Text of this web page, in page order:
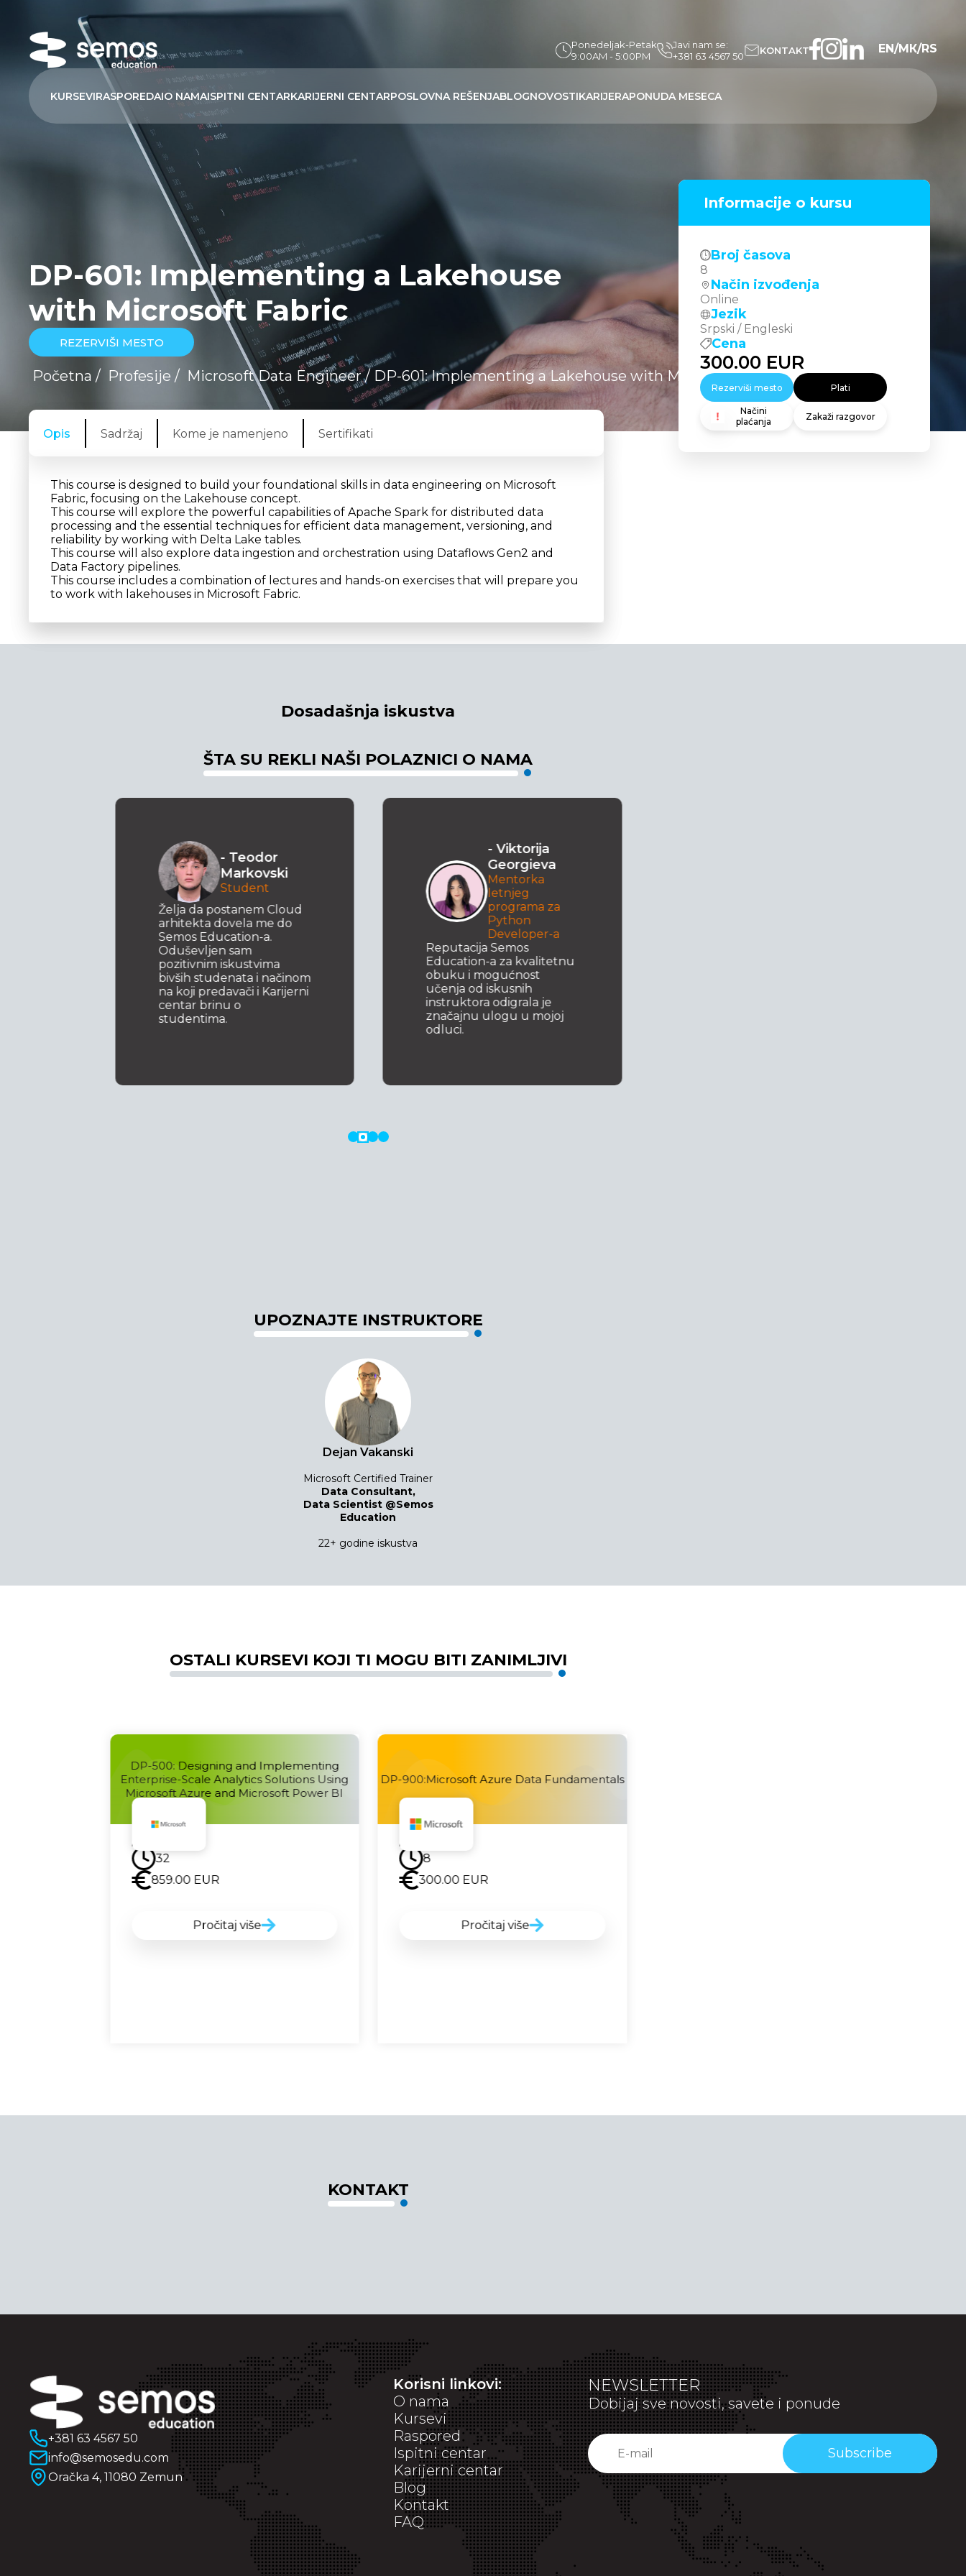
Ponedeljak-Petak
9:00AM - 5:00PM
Javi nam se:
+381 63 4567 50
KONTAKT EN/МК/RS
KURSEVIRASPOREDAIO NAMAISPITNI CENTARKARIJERNI CENTARPOSLOVNA REŠENJABLOGNOVOSTIKARIJERAPONUDA MESECA
DP-601: Implementing a Lakehouse
with Microsoft Fabric
REZERVIŠI MESTO
Početna / Profesije / Microsoft Data Engineer / DP-601: Implementing a Lakehouse with Microsoft Fabric
Opis Sadržaj Kome je namenjeno Sertifikati
This course is designed to build your foundational skills in data engineering on Microsoft
Fabric, focusing on the Lakehouse concept.
This course will explore the powerful capabilities of Apache Spark for distributed data
processing and the essential techniques for efficient data management, versioning, and
reliability by working with Delta Lake tables.
This course will also explore data ingestion and orchestration using Dataflows Gen2 and
Data Factory pipelines.
This course includes a combination of lectures and hands-on exercises that will prepare you
to work with lakehouses in Microsoft Fabric.
Dosadašnja iskustva
ŠTA SU REKLI NAŠI POLAZNICI O NAMA
- Teodor
Markovski
Student
Želja da postanem Cloud
arhitekta dovela me do
Semos Education-a.
Oduševljen sam
pozitivnim iskustvima
bivših studenata i načinom
na koji predavači i Karijerni
centar brinu o
studentima.
- Viktorija
Georgieva
Mentorka
letnjeg
programa za
Python
Developer-a
Reputacija Semos
Education-a za kvalitetnu
obuku i mogućnost
učenja od iskusnih
instruktora odigrala je
značajnu ulogu u mojoj
odluci.
UPOZNAJTE INSTRUKTORE
Dejan Vakanski
Microsoft Certified Trainer
Data Consultant,
Data Scientist @Semos
Education
22+ godine iskustva
OSTALI KURSEVI KOJI TI MOGU BITI ZANIMLJIVI
DP-500: Designing and Implementing
Enterprise-Scale Analytics Solutions Using
Microsoft Azure and Microsoft Power BI
32
859.00 EUR
Pročitaj više
DP-900:Microsoft Azure Data Fundamentals
8
300.00 EUR
Pročitaj više
KONTAKT
Informacije o kursu
Broj časova
8
Način izvođenja
Online
Jezik
Srpski / Engleski
Cena
300.00 EUR
Rezerviši mesto Plati
Načini
plaćanja
Zakaži razgovor
+381 63 4567 50
info@semosedu.com
Oračka 4, 11080 Zemun
Korisni linkovi:
O nama
Kursevi
Raspored
Ispitni centar
Karijerni centar
Blog
Kontakt
FAQ
NEWSLETTER
Dobijaj sve novosti, savete i ponude
Subscribe